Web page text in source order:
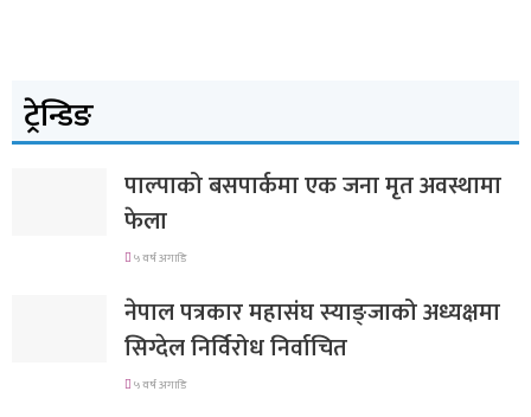
ट्रेन्डिङ
पाल्पाको बसपार्कमा एक जना मृत अवस्थामा
फेला
५ वर्ष अगाडि
नेपाल पत्रकार महासंघ स्याङ्जाको अध्यक्षमा
सिग्देल निर्विरोध निर्वाचित
५ वर्ष अगाडि